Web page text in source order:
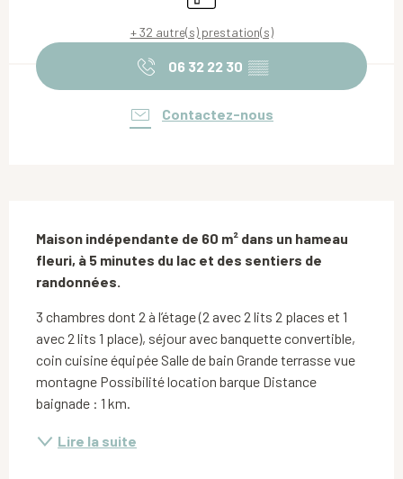
+ 32 autre(s) prestation(s)
06 32 22 30 ▒▒
Contactez-nous
Maison indépendante de 60 m² dans un hameau
fleuri, à 5 minutes du lac et des sentiers de
randonnées.
3 chambres dont 2 à l’étage (2 avec 2 lits 2 places et 1
avec 2 lits 1 place), séjour avec banquette convertible,
coin cuisine équipée Salle de bain Grande terrasse vue
montagne Possibilité location barque Distance
baignade : 1 km.
Lire la suite